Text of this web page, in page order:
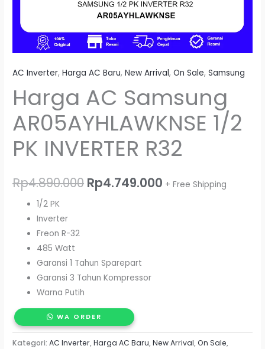
AC Inverter,Harga AC Baru,New Arrival,On Sale,Samsung
Harga AC Samsung
AR05AYHLAWKNSE 1/2
PK INVERTER R32
Rp4.890.000 Rp4.749.000 + Free Shipping
1/2 PK
Inverter
Freon R-32
485 Watt
Garansi 1 Tahun Sparepart
Garansi 3 Tahun Kompressor
Warna Putih
WA ORDER
Kategori:AC Inverter,Harga AC Baru,New Arrival,On Sale,